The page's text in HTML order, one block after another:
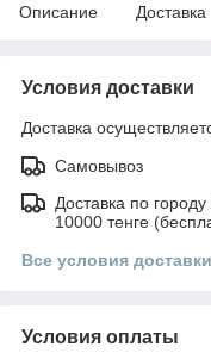
Описание Доставка
Условия доставки
Доставка
Самовывоз
Доставка по
10000 тенге
Все условия доставки
Условия оплаты